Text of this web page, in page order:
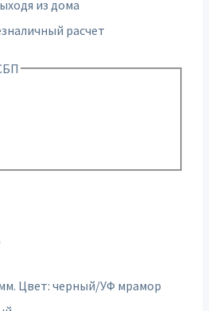
из дома
расчет
Цвет: черный/УФ мрамор